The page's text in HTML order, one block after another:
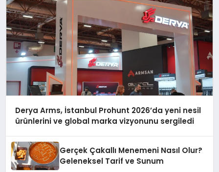
Derya Arms, İstanbul Prohunt 2026’da yeni nesil
ürünlerini ve global marka vizyonunu sergiledi
Gerçek Çakallı Menemeni Nasıl Olur?
Geleneksel Tarif ve Sunum